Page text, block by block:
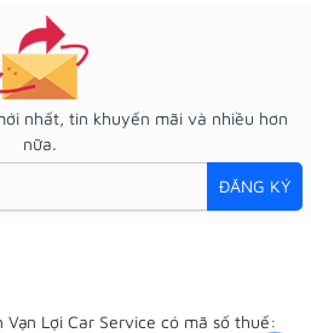
nhất, tin khuyến mãi và nhiều hơn
nữa.
ĐĂNG KÝ
Lợi Car Service có mã số thuế: